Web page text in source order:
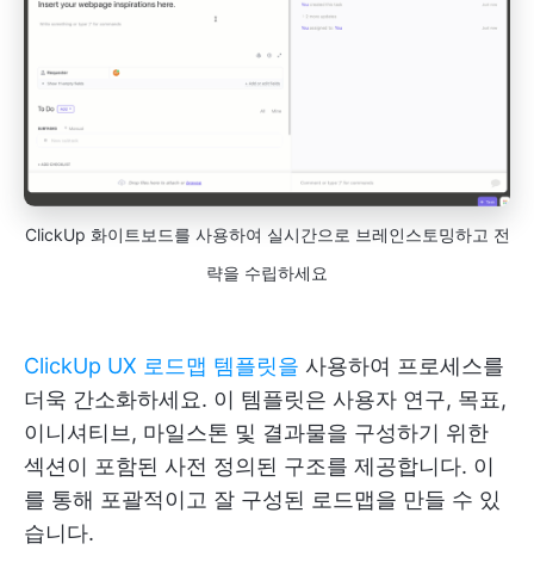
ClickUp 화이트보드를 사용하여 실시간으로 브레인스토밍하고 전
략을 수립하세요
ClickUp UX 로드맵 템플릿을 사용하여 프로세스를
더욱 간소화하세요. 이 템플릿은 사용자 연구, 목표,
이니셔티브, 마일스톤 및 결과물을 구성하기 위한
섹션이 포함된 사전 정의된 구조를 제공합니다. 이
를 통해 포괄적이고 잘 구성된 로드맵을 만들 수 있
습니다.